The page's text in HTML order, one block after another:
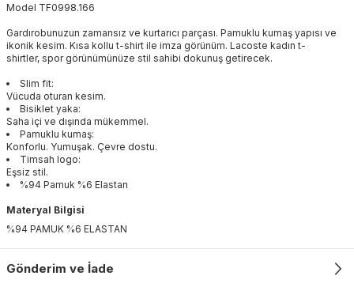
Model TF0998.166
Gardırobunuzun zamansız ve kurtarıcı parçası. Pamuklu kumaş yapısı ve
ikonik kesim. Kısa kollu t-shirt ile imza görünüm. Lacoste kadın t-
shirtler, spor görünümünüze stil sahibi dokunuş getirecek.
Slim fit:
Vücuda oturan kesim.
Bisiklet yaka:
Saha içi ve dışında mükemmel.
Pamuklu kumaş:
Konforlu. Yumuşak. Çevre dostu.
Timsah logo:
Eşsiz stil.
%94 Pamuk %6 Elastan
Materyal Bilgisi
%94 PAMUK %6 ELASTAN
Gönderim ve İade